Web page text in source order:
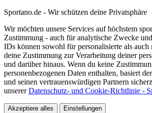
Sportano.de - Wir schützen deine Privatsphäre
Wir möchten unsere Services auf höchstem
Zustimmung - auch für analytische Zwecke
IDs können sowohl für personalisierte als
deine Zustimmung zur Verarbeitung deiner
und darüber hinaus. Wenn du keine
personenbezogenen Daten enthalten, basiert
und seinen vertrauenswürdigen Partnern
unsererDatenschutz- und Cookie-Richtlinie -
Akzeptiere alles Einstellungen